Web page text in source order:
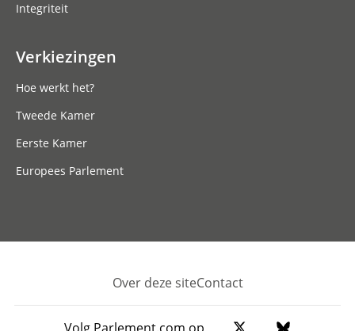
Integriteit
Verkiezingen
Hoe werkt het?
Tweede Kamer
Eerste Kamer
Europees Parlement
Footer
Over deze siteContact